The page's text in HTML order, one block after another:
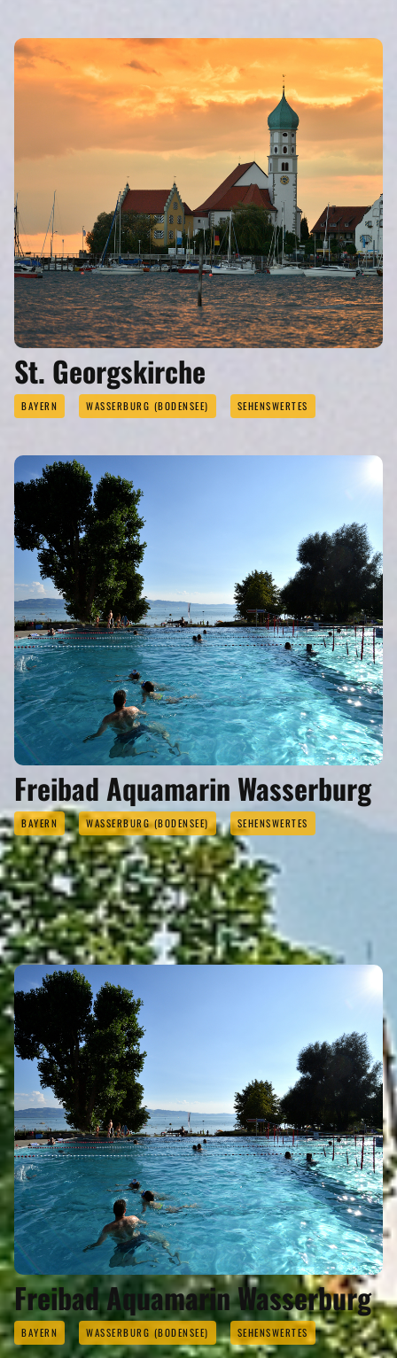
St. Georgskirche
BAYERN WASSERBURG (BODENSEE) SEHENSWERTES
Freibad Aquamarin Wasserburg
BAYERN WASSERBURG (BODENSEE) SEHENSWERTES
FREIZEIT & SPORT
Eigenen Eintrag kostenlos erstellen >
Freibad Aquamarin Wasserburg
BAYERN WASSERBURG (BODENSEE) SEHENSWERTES